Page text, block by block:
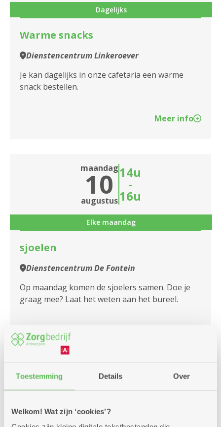
Toestemming Details Over
Welkom! Wat zijn ‘cookies’?
Assistentiewoningen Liberty
Assistentiewoningen Liberty II
Assistentiewoningen Liberty III
Assistentiewoningen Linkeroever
Assistentiewoningen Melgeshof
Assistentiewoningen Nello
Assistentiewoningen Oosterveld
Assistentiewoningen Ottawa
Assistentiewoningen Papegaaienhof
Assistentiewoningen Portugesehof
Assistentiewoningen Prinshoeve
Assistentiewoningen Romanza
Dagelijks
Warme snacks
Dienstencentrum Linkeroever
Je kan dagelijks in onze cafetaria een warme
snack bestellen.
Meer info
maandag
10
augustus
14u
-
16u
Elke maandag
sjoelen
Dienstencentrum De Fontein
Op maandag komen de sjoelers samen. Doe je
graag mee? Laat het weten aan het bureel.
maandag
10
augustus
14u
-